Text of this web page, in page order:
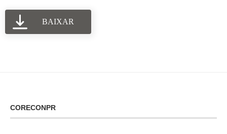
BAIXAR
CORECONPR